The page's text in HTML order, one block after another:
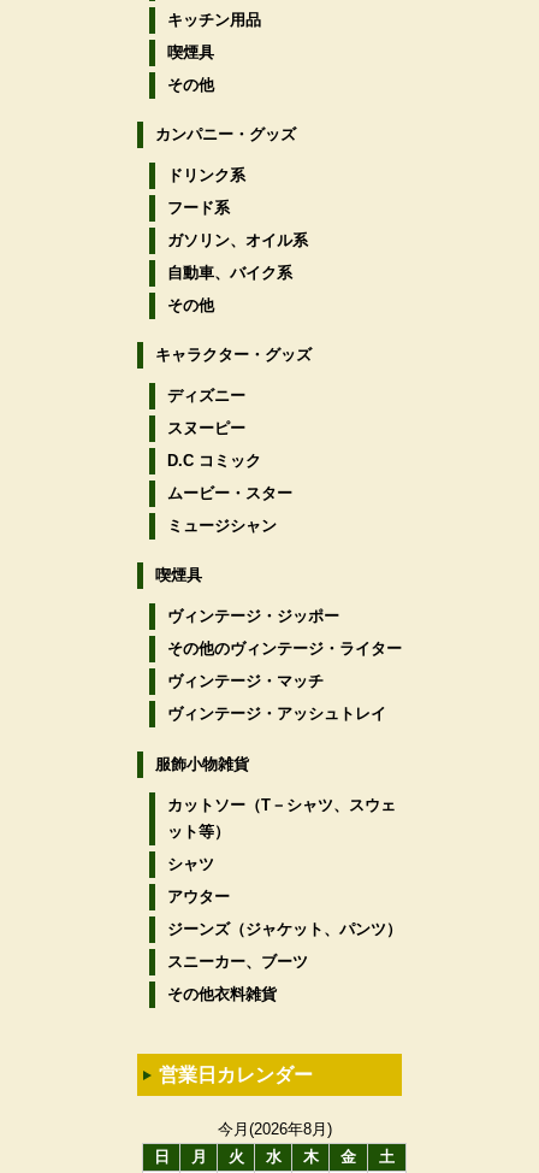
キッチン用品
喫煙具
その他
カンパニー・グッズ
ドリンク系
フード系
ガソリン、オイル系
自動車、バイク系
その他
キャラクター・グッズ
ディズニー
スヌーピー
D.C コミック
ムービー・スター
ミュージシャン
喫煙具
ヴィンテージ・ジッポー
その他のヴィンテージ・ライター
ヴィンテージ・マッチ
ヴィンテージ・アッシュトレイ
服飾小物雑貨
カットソー（T－シャツ、スウェ
ット等）
シャツ
アウター
ジーンズ（ジャケット、パンツ）
スニーカー、ブーツ
その他衣料雑貨
営業日カレンダー
今月(2026年8月)
日
月 火 水 木 金
土